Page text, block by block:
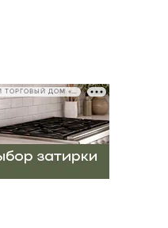
РЕКЛАМА • ООО СТРОИТЕЛЬНЫЙ ТОРГОВЫЙ ДОМ «ПЕТРОВИЧ», ИНН 7802348846